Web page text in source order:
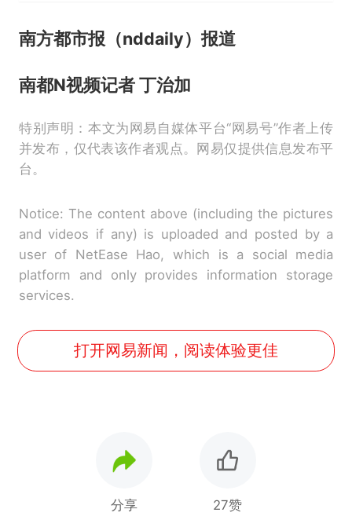
南方都市报（nddaily）报道
南都N视频记者 丁治加
特别声明：本文为网易自媒体平台“网易号”作者上传
并发布，仅代表该作者观点。网易仅提供信息发布平
台。
Notice: The content above (including the pictures
and videos if any) is uploaded and posted by a
user of NetEase Hao, which is a social media
platform and only provides information storage
services.
打开网易新闻，阅读体验更佳
分享 27赞